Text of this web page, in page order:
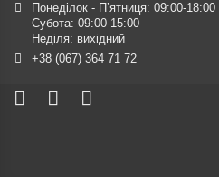
Понеділок - П’ятниця: 09:00-18:00
Субота: 09:00-15:00
Неділя: вихідний
+38 (067) 364 71 72